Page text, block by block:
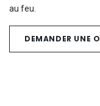
au feu.
DEMANDER UNE